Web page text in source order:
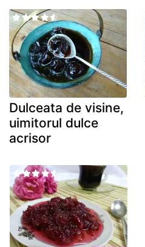
Dulceata de visine,
uimitorul dulce
acrisor